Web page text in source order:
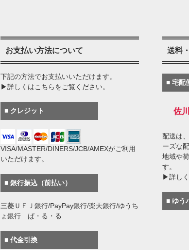
お支払い方法について
下記の方法でお支払いいただけます。
▶詳しくはこちらをご覧ください。
■ クレジット
VISA/MASTER/DINERS/JCB/AMEXがご利用
いただけます。
■ 銀行振込（前払い）
三菱ＵＦＪ銀行/PayPay銀行/楽天銀行/ゆうち
ょ銀行 ぱ・る・る
■ 代金引換
送料
■ 宅配
佐
配送は
ーズな
地域や
す。
▶詳しく
■ ゆう